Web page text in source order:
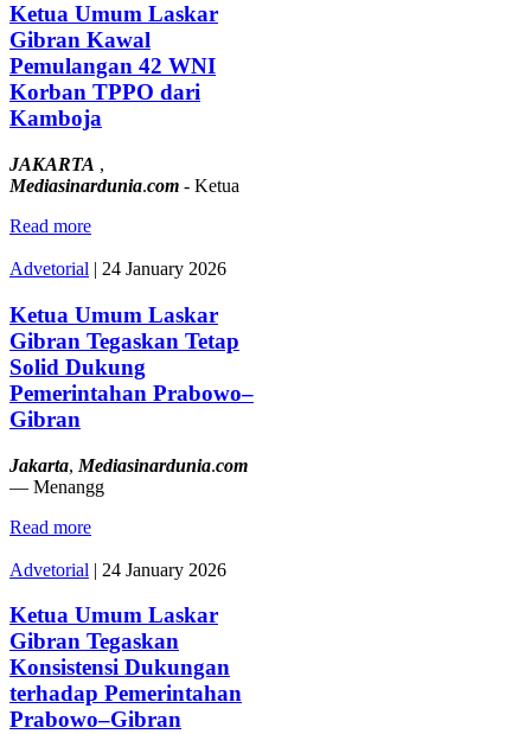
Ketua Umum Laskar
Gibran Kawal
Pemulangan 42 WNI
Korban TPPO dari
Kamboja
JAKARTA ,
Mediasinardunia.com - Ketua
Read more
Advetorial | 24 January 2026
Ketua Umum Laskar
Gibran Tegaskan Tetap
Solid Dukung
Pemerintahan Prabowo–
Gibran
Jakarta, Mediasinardunia.com
— Menangg
Read more
Advetorial | 24 January 2026
Ketua Umum Laskar
Gibran Tegaskan
Konsistensi Dukungan
terhadap Pemerintahan
Prabowo–Gibran